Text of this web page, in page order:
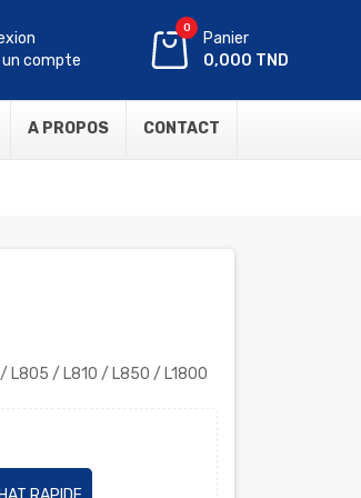
un compte
0
Panier
0,000 TND
A PROPOS CONTACT
L805 / L810 / L850 / L1800